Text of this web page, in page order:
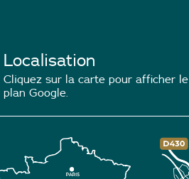
Localisation
Cliquez sur la carte pour afficher le
plan Google.